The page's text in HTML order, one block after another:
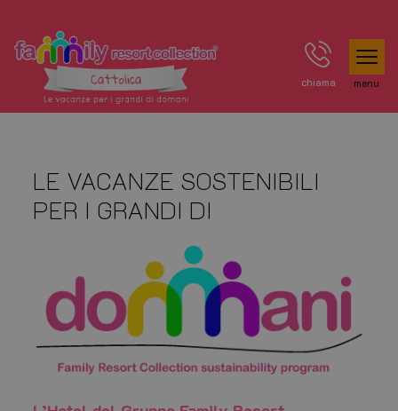
chiama menu
LE VACANZE SOSTENIBILI
PER I GRANDI DI